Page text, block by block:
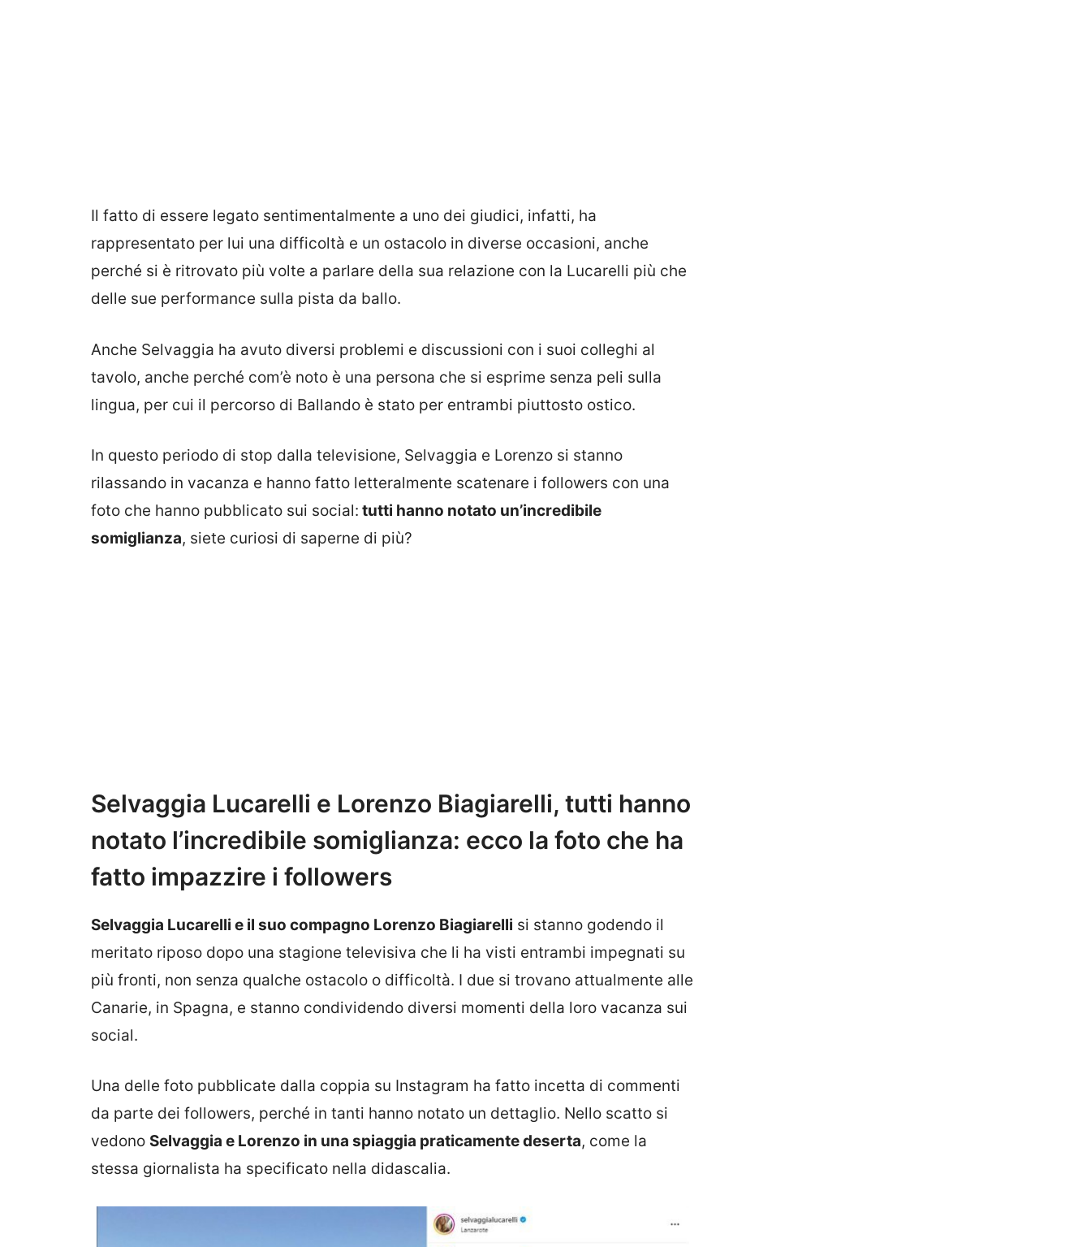
Il fatto di essere legato sentimentalmente a uno dei giudici, infatti, ha
rappresentato per lui una difficoltà e un ostacolo in diverse occasioni, anche
perché si è ritrovato più volte a parlare della sua relazione con la Lucarelli più che
delle sue performance sulla pista da ballo.
Anche Selvaggia ha avuto diversi problemi e discussioni con i suoi colleghi al
tavolo, anche perché com’è noto è una persona che si esprime senza peli sulla
lingua, per cui il percorso di Ballando è stato per entrambi piuttosto ostico.
In questo periodo di stop dalla televisione, Selvaggia e Lorenzo si stanno
rilassando in vacanza e hanno fatto letteralmente scatenare i followers con una
foto che hanno pubblicato sui social: tutti hanno notato un’incredibile
somiglianza, siete curiosi di saperne di più?
Selvaggia Lucarelli e Lorenzo Biagiarelli, tutti hanno
notato l’incredibile somiglianza: ecco la foto che ha
fatto impazzire i followers
Selvaggia Lucarelli e il suo compagno Lorenzo Biagiarelli si stanno godendo il
meritato riposo dopo una stagione televisiva che li ha visti entrambi impegnati su
più fronti, non senza qualche ostacolo o difficoltà. I due si trovano attualmente alle
Canarie, in Spagna, e stanno condividendo diversi momenti della loro vacanza sui
social.
Una delle foto pubblicate dalla coppia su Instagram ha fatto incetta di commenti
da parte dei followers, perché in tanti hanno notato un dettaglio. Nello scatto si
vedono Selvaggia e Lorenzo in una spiaggia praticamente deserta, come la
stessa giornalista ha specificato nella didascalia.